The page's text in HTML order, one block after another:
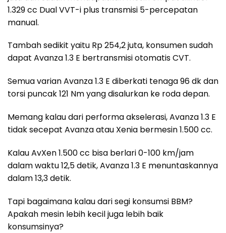
1.329 cc Dual VVT-i plus transmisi 5-percepatan
manual.
Tambah sedikit yaitu Rp 254,2 juta, konsumen sudah
dapat Avanza 1.3 E bertransmisi otomatis CVT.
Semua varian Avanza 1.3 E diberkati tenaga 96 dk dan
torsi puncak 121 Nm yang disalurkan ke roda depan.
Memang kalau dari performa akselerasi, Avanza 1.3 E
tidak secepat Avanza atau Xenia bermesin 1.500 cc.
Kalau AvXen 1.500 cc bisa berlari 0-100 km/jam
dalam waktu 12,5 detik, Avanza 1.3 E menuntaskannya
dalam 13,3 detik.
Tapi bagaimana kalau dari segi konsumsi BBM?
Apakah mesin lebih kecil juga lebih baik
konsumsinya?